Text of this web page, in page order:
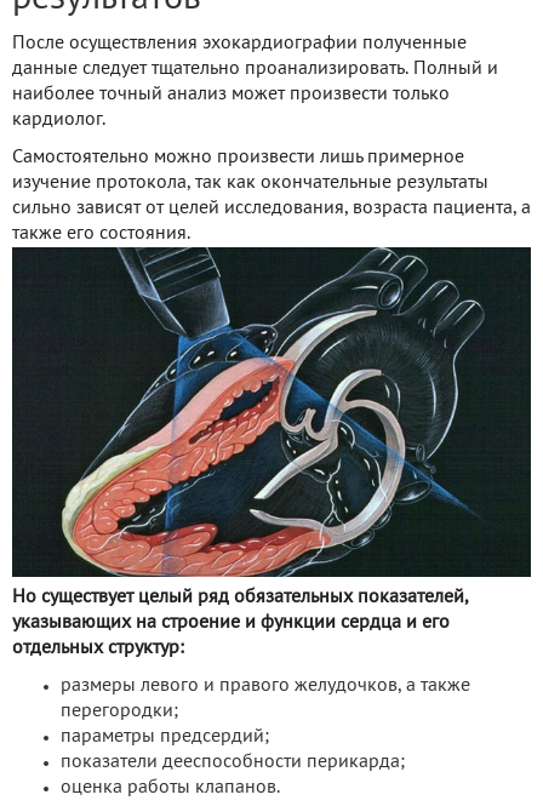
После осуществления эхокардиографии полученные
данные следует тщательно проанализировать. Полный и
наиболее точный анализ может произвести только
кардиолог.
Самостоятельно можно произвести лишь примерное
изучение протокола, так как окончательные результаты
сильно зависят от целей исследования, возраста пациента, а
также его состояния.
Но существует целый ряд обязательных показателей,
указывающих на строение и функции сердца и его
отдельных структур:
размеры левого и правого желудочков, а также
перегородки;
параметры предсердий;
показатели дееспособности перикарда;
оценка работы клапанов.